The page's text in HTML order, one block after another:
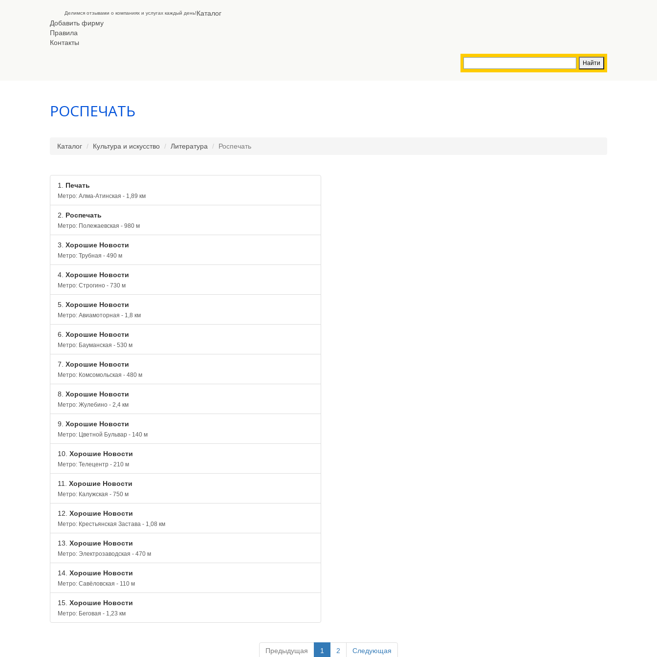
Делимся отзывами о компаниях и услугах каждый день!Каталог
Добавить фирму
Правила
Контакты
РОСПЕЧАТЬ
Каталог Культура и искусство Литература Роспечать
1. Печать
Метро: Алма-Атинская - 1,89 км
2. Роспечать
Метро: Полежаевская - 980 м
3. Хорошие Новости
Метро: Трубная - 490 м
4. Хорошие Новости
Метро: Строгино - 730 м
5. Хорошие Новости
Метро: Авиамоторная - 1,8 км
6. Хорошие Новости
Метро: Бауманская - 530 м
7. Хорошие Новости
Метро: Комсомольская - 480 м
8. Хорошие Новости
Метро: Жулебино - 2,4 км
9. Хорошие Новости
Метро: Цветной Бульвар - 140 м
10. Хорошие Новости
Метро: Телецентр - 210 м
11. Хорошие Новости
Метро: Калужская - 750 м
12. Хорошие Новости
Метро: Крестьянская Застава - 1,08 км
13. Хорошие Новости
Метро: Электрозаводская - 470 м
14. Хорошие Новости
Метро: Савёловская - 110 м
15. Хорошие Новости
Метро: Беговая - 1,23 км
Предыдущая 1 2 Следующая